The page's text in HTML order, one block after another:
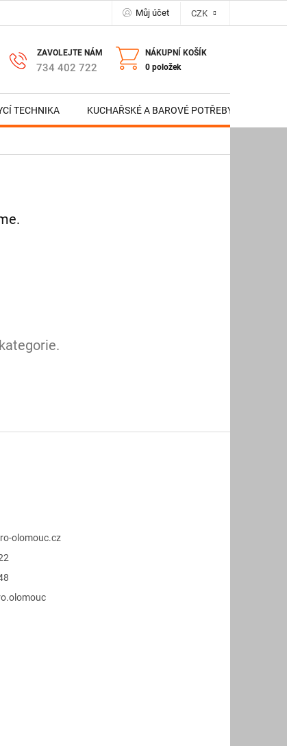
Můj účet CZK
734 402 722
NÁKUPNÍ KOŠÍK
0 položek
TECHNIKA KUCHAŘSKÉ A BAROVÉ POTŘEBY
olomouc.cz